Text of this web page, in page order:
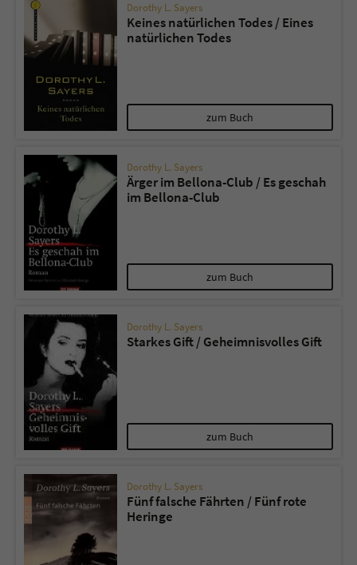
Dorothy L. Sayers
Keines natürlichen Todes / Eines
natürlichen Todes
zum Buch
Dorothy L. Sayers
Ärger im Bellona-Club / Es geschah
im Bellona-Club
zum Buch
Dorothy L. Sayers
Starkes Gift / Geheimnisvolles Gift
zum Buch
Dorothy L. Sayers
Fünf falsche Fährten / Fünf rote
Heringe